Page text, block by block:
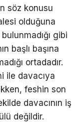
söz konusu
olduğuna
gibi
başlı başına
ortadadır.
ile davacıya
feshin son
davacının iş
değildir.